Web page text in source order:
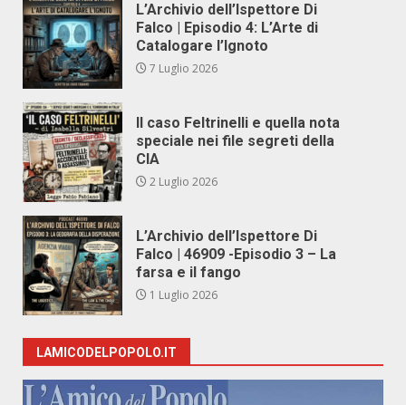
L’Archivio dell’Ispettore Di
Falco | Episodio 4: L’Arte di
Catalogare l’Ignoto
7 Luglio 2026
Il caso Feltrinelli e quella nota
speciale nei file segreti della
CIA
2 Luglio 2026
L’Archivio dell’Ispettore Di
Falco | 46909 -Episodio 3 – La
farsa e il fango
1 Luglio 2026
LAMICODELPOPOLO.IT